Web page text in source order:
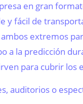
en gran
y fácil de
extremos
a la predicción
para cubrir
auditorios o